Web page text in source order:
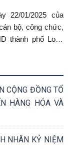
22/01/2025 của
bộ, công chức,
thành phố Long
CỘNG ĐỒNG TỔ
HÀNG HÓA VÀ
NHÂN KỶ NIỆM